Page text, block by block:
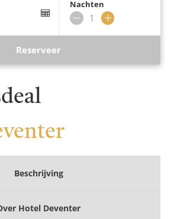
Nachten
VerwijderVoeg
toe
Reserveer
Beschrijving
Hotel Deventer